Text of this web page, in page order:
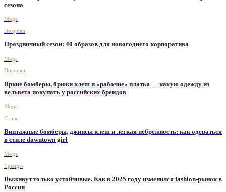
сезона
Мода
Покупки
Праздничный сезон: 40 образов для новогоднего корпоратива
Мода
Покупки
Яркие бомберы, брюки клеш и «рабочие» платья — какую одежду из
вельвета покупать у российских брендов
Мода
Стиль
Винтажные бомберы, джинсы клеш и легкая небрежность: как одеваться
в стиле downtown girl
Мода
Тренды
Выживут только устойчивые. Как в 2025 году изменился fashion-рынок в
России